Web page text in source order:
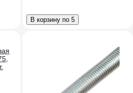
В корзину по 5